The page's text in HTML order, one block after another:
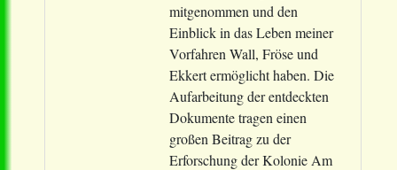
mitgenommen und den
Einblick in das Leben meiner
Vorfahren Wall, Fröse und
Ekkert ermöglicht haben. Die
Aufarbeitung der entdeckten
Dokumente tragen einen
großen Beitrag zu der
Erforschung der Kolonie Am